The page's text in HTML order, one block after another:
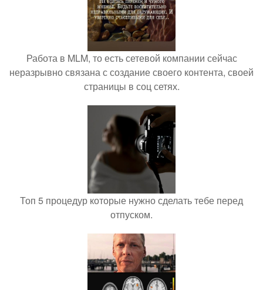
Работа в MLM, то есть сетевой компании сейчас
неразрывно связана с создание своего контента, своей
страницы в соц сетях.
Топ 5 процедур которые нужно сделать тебе перед
отпуском.